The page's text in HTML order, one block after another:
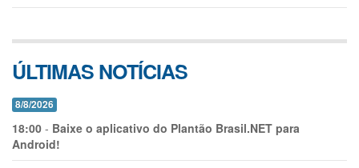
ÚLTIMAS NOTÍCIAS
8/8/2026
18:00 - Baixe o aplicativo do Plantão Brasil.NET para
Android!